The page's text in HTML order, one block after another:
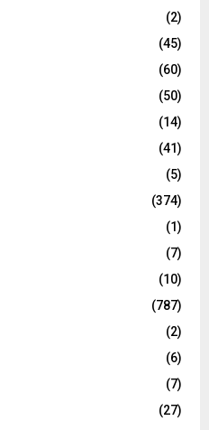
(2)
(45)
(60)
(50)
(14)
(41)
(5)
(374)
(1)
(7)
(10)
(787)
(2)
(6)
(7)
(27)